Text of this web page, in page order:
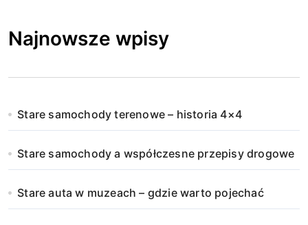
Najnowsze wpisy
Stare samochody terenowe – historia 4×4
Stare samochody a współczesne przepisy drogowe
Stare auta w muzeach – gdzie warto pojechać